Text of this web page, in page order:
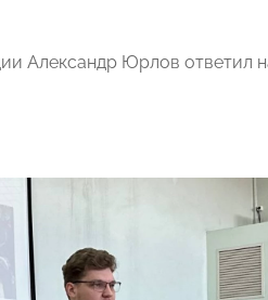
Александр Юрлов ответил